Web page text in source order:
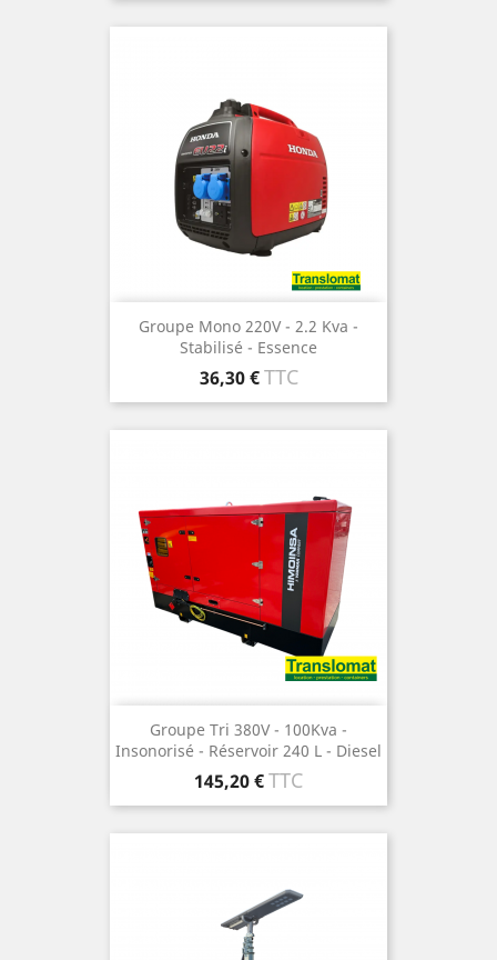
Groupe Mono 220V - 2.2 Kva -
Stabilisé - Essence
Prix
36,30 € TTC
Groupe Tri 380V - 100Kva -
Insonorisé - Réservoir 240 L - Diesel
Prix
145,20 €TTC